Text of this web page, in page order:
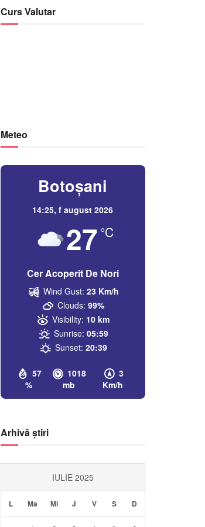
Curs Valutar
Meteo
Botoșani
14:25,f august 2026
27 °C
Cer Acoperit De Nori
57
%
1018
mb
3
Km/h
Wind Gust: 23 Km/h
Clouds: 99%
Visibility: 10 km
Sunrise: 05:59
Sunset: 20:39
Arhivă știri
IULIE 2025
L Ma Mi J V S D